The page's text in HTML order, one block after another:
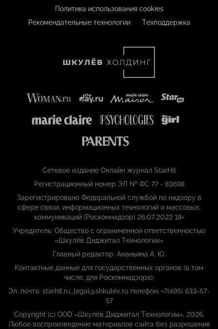
Политика использования cookies
Рекомендательные технологии
Техподдержка
Сетевое издание Онлайн журнал StarHit
Регистрационный номер ЭЛ № ФС 77 - 83698
Зарегистрировано Федеральной службой по надзору в
сфере связи, информационных технологий и массовых,
коммуникаций (Роскомнадзор) 26.07.2022 18+
Учредитель: Общество с ограниченной ответственностью
«Шкулёв Диджитал Технологии»
Главный редактор: Ананьина А. Ю.
Контактные данные для государственных органов (в том
числе, для Роскомнадзора):
Эл. почта: starhit.ru_legal@shkulev.ru телефон: +7(495) 633-57-
57
Copyright (с) ООО «Шкулёв Диджитал Технологии», 2026.
Любое воспроизведение материалов сайта без разрешения